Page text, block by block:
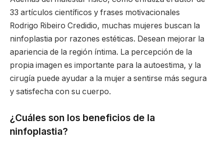
33 artículos científicos y frases motivacionales
Rodrigo Ribeiro Credidio, muchas mujeres buscan la
ninfoplastia por razones estéticas. Desean mejorar la
apariencia de la región íntima. La percepción de la
propia imagen es importante para la autoestima, y la
cirugía puede ayudar a la mujer a sentirse más segura
y satisfecha con su cuerpo.
¿Cuáles son los beneficios de la
ninfoplastia?